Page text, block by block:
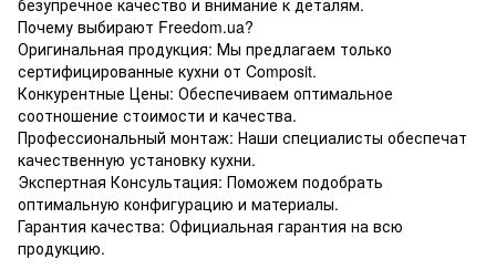
Почему выбирают Freedom.ua?
Оригинальная продукция: Мы предлагаем только
сертифицированные кухни от Composit.
Конкурентные Цены: Обеспечиваем оптимальное
соотношение стоимости и качества.
Профессиональный монтаж: Наши специалисты обеспечат
качественную установку кухни.
Экспертная Консультация: Поможем подобрать
оптимальную конфигурацию и материалы.
Гарантия качества: Официальная гарантия на всю
продукцию.